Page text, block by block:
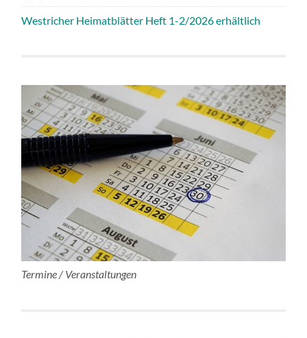
Westricher Heimatblätter Heft 1-2/2026 erhältlich
Termine / Veranstaltungen